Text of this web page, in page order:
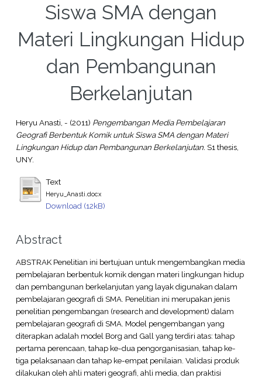
Siswa SMA dengan
Materi Lingkungan Hidup
dan Pembangunan
Berkelanjutan
Heryu Anasti, - (2011) Pengembangan Media Pembelajaran
Geografi Berbentuk Komik untuk Siswa SMA dengan Materi
Lingkungan Hidup dan Pembangunan Berkelanjutan. S1 thesis,
UNY.
Text
Heryu_Anasti.docx
Download (12kB)
Abstract
ABSTRAK Penelitian ini bertujuan untuk mengembangkan media
pembelajaran berbentuk komik dengan materi lingkungan hidup
dan pembangunan berkelanjutan yang layak digunakan dalam
pembelajaran geografi di SMA. Penelitian ini merupakan jenis
penelitian pengembangan (research and development) dalam
pembelajaran geografi di SMA. Model pengembangan yang
diterapkan adalah model Borg and Gall yang terdiri atas: tahap
pertama perencaan, tahap ke-dua pengorganisasian, tahap ke-
tiga pelaksanaan dan tahap ke-empat penilaian. Validasi produk
dilakukan oleh ahli materi geografi, ahli media, dan praktisi